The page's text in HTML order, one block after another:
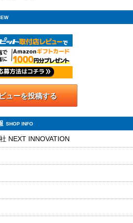
ューを投稿する
SHOP INFO
NEXT INNOVATION